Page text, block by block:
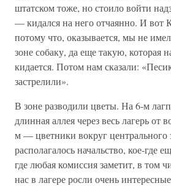
штатском тоже, но стоило войти
— кидался на него отчаянно. И вот
потому что, оказывается, мы не
зоне собаку, да еще такую, которая
кидается. Потом нам сказали:
застрелили».
В зоне разводили цветы. На 6-м
длинная аллея через весь лагерь от
м — цветники вокруг центрального
располагалось начальство, кое-где
где любая комиссия заметит, в том
нас в лагере росли очень